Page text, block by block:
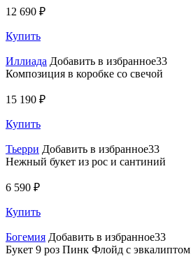
12 690 ₽
Купить
Иллиада Добавить в избранное33
Композиция в коробке со свечой
15 190 ₽
Купить
Тьерри Добавить в избранное33
Нежный букет из рос и сантиний
6 590 ₽
Купить
Богемия Добавить в избранное33
Букет 9 роз Пинк Флойд с эвкалиптом